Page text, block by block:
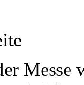
Messe